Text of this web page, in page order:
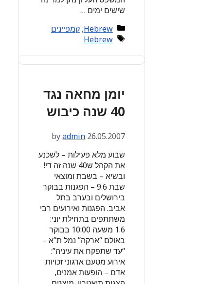
שישים ימים …
Categories
Hebrew
,קמפיינים
Tags
Hebrew
יומן מחאה נגד
40 שנה כיבוש
26.05.2007
byadmin
שבוע מלא פעילות – לשכנע
את הקהל ש40 שנה זה די!
ובשיא – בשבת ומוצאי
שבת 9.6 – הפגנות בבוקר
בירושלים ובערב בתל
אביב. הפגנות ואירועים רבי
משתתפים בתחילת יוני:
1.6 משעה 10:00 בבוקר
באולם “ארקה” נמל ת”א –
“עד שתפקח את עיניה”:
אירוע מטעם ארגוני זכויות
אדם – הופעות אמנים,